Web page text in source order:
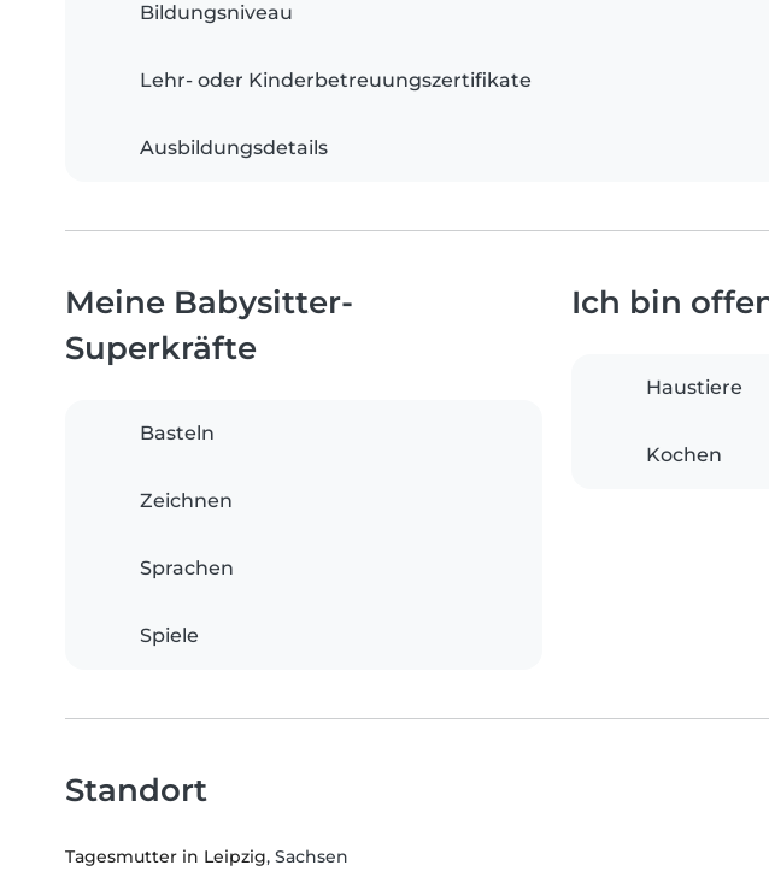
Bildungsniveau
Lehr- oder Kinderbetreuungszertifikate
Ausbildungsdetails
Meine Babysitter-
Superkräfte
Basteln
Zeichnen
Sprachen
Spiele
Ich bin
Haustiere
Kochen
Standort
Tagesmutter in Leipzig, Sachsen